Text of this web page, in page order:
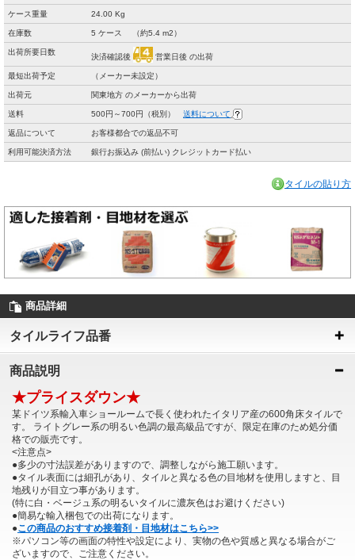
ケース重量 24.00 Kg
在庫数 5 ケース （約5.4 m2）
出荷所要日数
決済確認後 営業日後 の出荷
最短出荷予定 （メーカー未設定）
出荷元 関東地方 のメーカーから出荷
送料 500円～700円（税別） 送料について
返品について お客様都合での返品不可
利用可能決済方法 銀行お振込み (前払い) クレジットカード払い
タイルの貼り方
商品詳細
タイルライフ品番
商品説明
★プライスダウン★
某ドイツ系輸入車ショールームで長く使われたイタリア産の600角床タイルで
す。 ライトグレー系の明るい色調の最高級品ですが、限定在庫のため処分価
格での販売です。
<注意点>
●多少の寸法誤差がありますので、調整しながら施工願います。
●タイル表面には細孔があり、タイルと異なる色の目地材を使用しますと、目
地残りが目立つ事があります。
(特に白・ベージュ系の明るいタイルに濃灰色はお避けください)
●簡易な輸入梱包での出荷になります。
●この商品のおすすめ接着剤・目地材はこちら>>
※パソコン等の画面の特性や設定により、実物の色や質感と異なる場合がご
ざいますので、ご注意ください。